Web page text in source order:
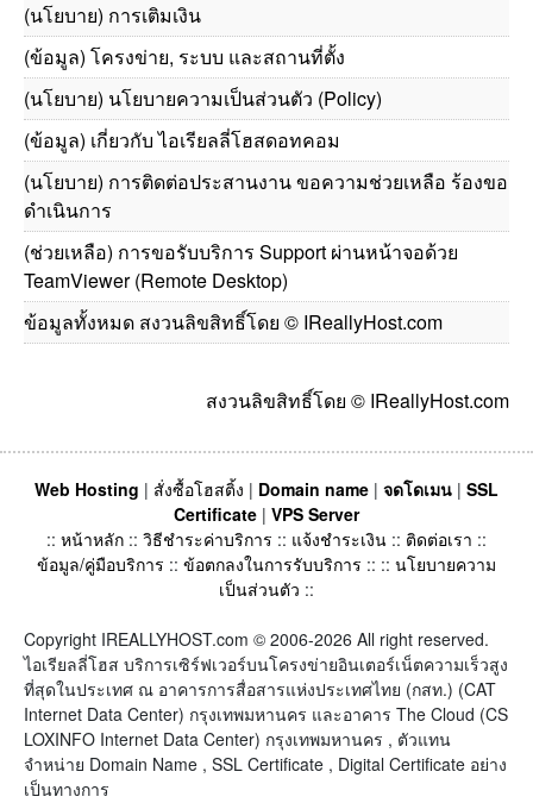
(นโยบาย) การเติมเงิน
(ข้อมูล) โครงข่าย, ระบบ และสถานที่ตั้ง
(นโยบาย) นโยบายความเป็นส่วนตัว (Policy)
(ข้อมูล) เกี่ยวกับ ไอเรียลลี่โฮสดอทคอม
(นโยบาย) การติดต่อประสานงาน ขอความช่วยเหลือ ร้องขอ
ดำเนินการ
(ช่วยเหลือ) การขอรับบริการ Support ผ่านหน้าจอด้วย
TeamViewer (Remote Desktop)
ข้อมูลทั้งหมด สงวนลิขสิทธิ์โดย © IReallyHost.com
สงวนลิขสิทธิ์โดย © IReallyHost.com
Web Hosting | สั่งซื้อโฮสติ้ง | Domain name | จดโดเมน | SSL
Certificate | VPS Server
:: หน้าหลัก :: วิธีชำระค่าบริการ :: แจ้งชำระเงิน :: ติดต่อเรา ::
ข้อมูล/คู่มือบริการ :: ข้อตกลงในการรับบริการ :: :: นโยบายความ
เป็นส่วนตัว ::
Copyright IREALLYHOST.com © 2006-2026 All right reserved.
ไอเรียลลี่โฮส บริการเซิร์ฟเวอร์บนโครงข่ายอินเตอร์เน็ตความเร็วสูง
ที่สุดในประเทศ ณ อาคารการสื่อสารแห่งประเทศไทย (กสท.) (CAT
Internet Data Center) กรุงเทพมหานคร และอาคาร The Cloud (CS
LOXINFO Internet Data Center) กรุงเทพมหานคร , ตัวแทน
จำหน่าย Domain Name , SSL Certificate , Digital Certificate อย่าง
เป็นทางการ